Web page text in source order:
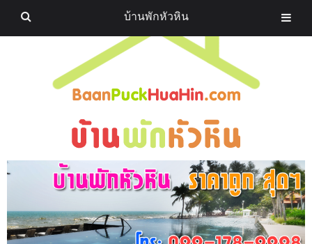
บ้านพักหัวหิน